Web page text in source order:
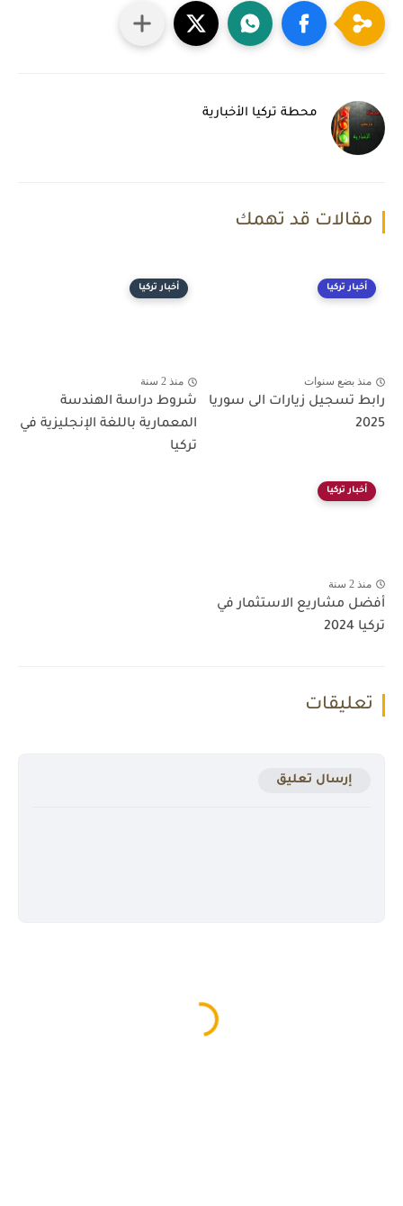
محطة تركيا الأخبارية
مقالات قد تهمك
أخبار تركيا
منذ بضع سنوات
رابط تسجيل زيارات الى سوريا
2025
أخبار تركيا
منذ 2 سنة
شروط دراسة الهندسة
المعمارية باللغة الإنجليزية في
تركيا
أخبار تركيا
منذ 2 سنة
أفضل مشاريع الاستثمار في
تركيا 2024
تعليقات
إرسال تعليق